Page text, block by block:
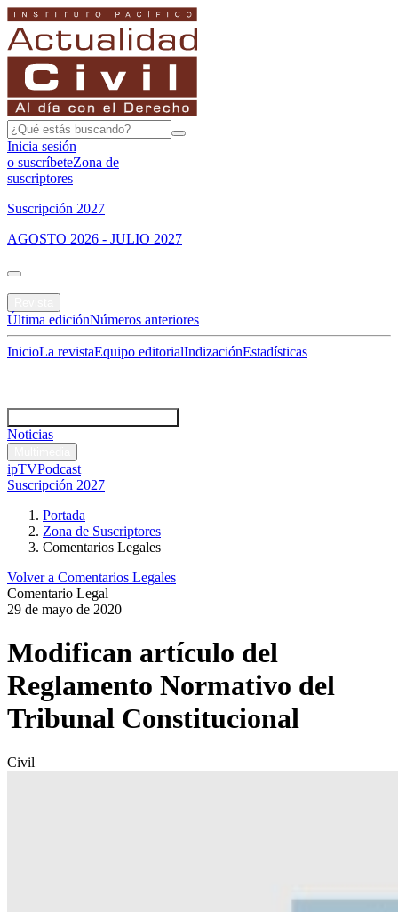
Inicia sesión
o suscríbeteZona de
suscriptores
Suscripción 2027
AGOSTO 2026 - JULIO 2027
Última ediciónNúmeros anteriores
InicioLa revistaEquipo editorialIndizaciónEstadísticas
Noticias
ipTVPodcast
Suscripción 2027
Portada
Zona de Suscriptores
Comentarios Legales
Volver a Comentarios Legales
Comentario Legal
29 de mayo de 2020
Modifican artículo del
Reglamento Normativo del
Tribunal Constitucional
Civil